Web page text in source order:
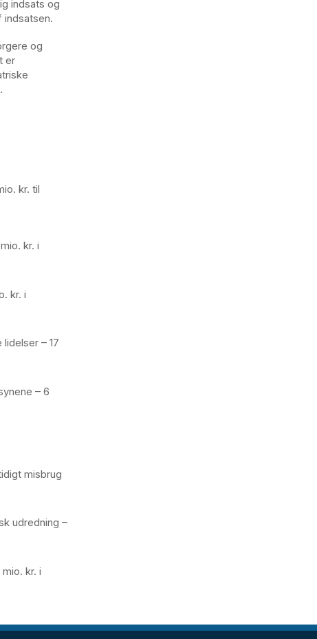
indsats og
indsatsen.
og
er
kr. til
kr. i
kr. i
– 17
– 6
misbrug
udredning –
kr. i